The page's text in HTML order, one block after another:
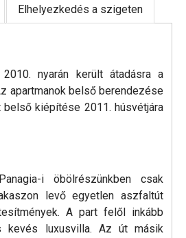
Elhelyezkedés a szigeten
nyarán került átadásra a
apartmanok belső berendezése
kiépítése 2011. húsvétjára
i öbölrészünkben csak
levő egyetlen aszfaltút
A part felől inkább
kevés luxusvilla. Az út másik